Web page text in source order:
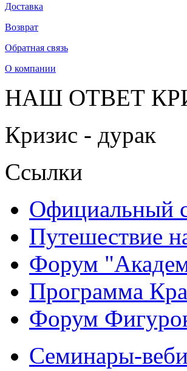
Доставка
Возврат
Обратная связь
О компании
НАШ ОТВЕТ
Кризис - дурак
Ссылки
Официальный
Путешествие
Форум
Программа
Форум
Семинары-